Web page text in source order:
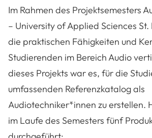
Im Rahmen des Projektsemesters
– University of Applied Sciences
die praktischen Fähigkeiten und
Studierenden im Bereich Audio
dieses Projekts war es, für die
umfassenden Referenzkatalog als
Audiotechniker*innen zu erstellen.
im Laufe des Semesters fünf